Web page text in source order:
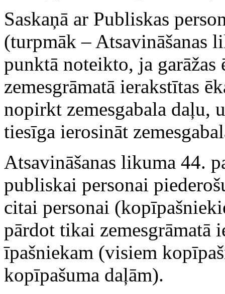
Saskaņā ar Publiskas
(turpmāk – Atsavināšanas
punktā noteikto, ja garāžas
zemesgrāmatā ierakstītas
nopirkt zemesgabala daļu,
tiesīga ierosināt
Atsavināšanas likuma 44.
publiskai personai
citai personai
pārdot tikai zemesgrāmatā
īpašniekam (visiem
kopīpašuma daļām).